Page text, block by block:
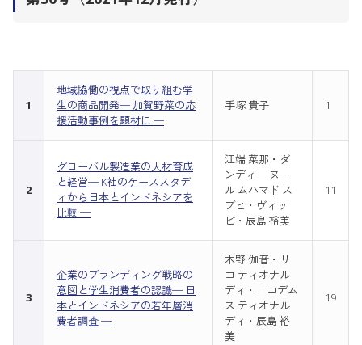
1
地域協働の視点で取り組む学
生の商品開発─ 加賀野菜の応
援活動事例を題材に ─
手塚 貴子 1
2
グローバル製造業の人材育成
と経営─ K社のケーススタデ
ィから日本とインドネシアを
比較 ─
江端 菜那・ダ
ンディー ヌー
ル ムハマド ス
ブヒ・ヴィッ
ビ・辰島 裕美
11
3
企業のブランディング戦略の
意図と学生消費者の認識─ 日
本とインドネシアの若年層消
費者調査 ─
木野 伽音・リ
コ ティオナル
ディ・ニコデム
ス ティオナル
ディ・辰島 裕
美
19